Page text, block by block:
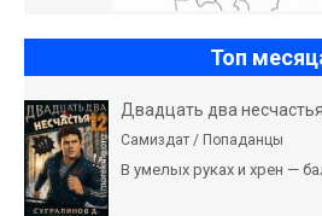
Топ
Двадцать два
Самиздат / Попаданцы
В умелых руках и хрен —